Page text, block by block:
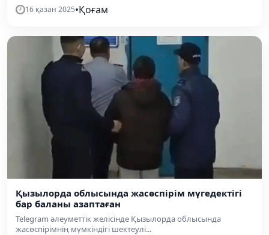
16 қазан 2025•Қоғам
Қызылорда облысында жасөспірім мүгедектігі
бар баланы азаптаған
Telegram әлеуметтік желісінде Қызылорда облысында
жасөспірімнің мүмкіндігі шектеулі...